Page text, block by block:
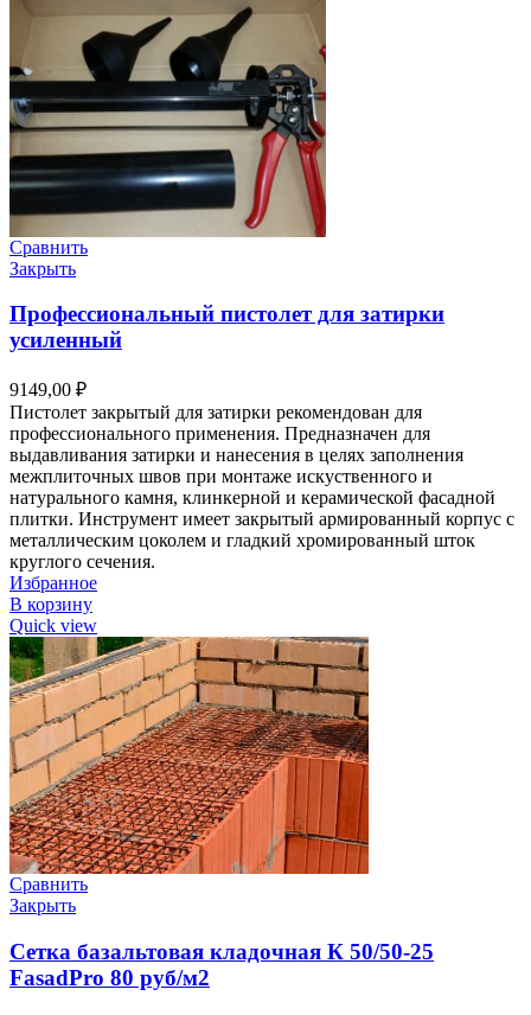
Сравнить
Закрыть
Профессиональный пистолет для затирки
усиленный
9149,00 ₽
Пистолет закрытый для затирки рекомендован для
профессионального применения. Предназначен для
выдавливания затирки и нанесения в целях заполнения
межплиточных швов при монтаже искуственного и
натурального камня, клинкерной и керамической фасадной
плитки. Инструмент имеет закрытый армированный корпус с
металлическим цоколем и гладкий хромированный шток
круглого сечения.
Избранное
В корзину
Quick view
Сравнить
Закрыть
Сетка базальтовая кладочная К 50/50-25
FasadPro 80 руб/м2